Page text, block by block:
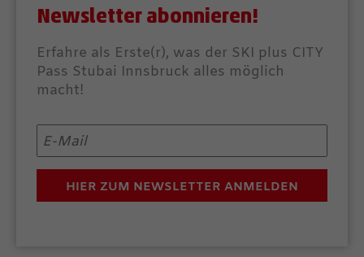
Newsletter abonnieren!
Erfahre als Erste(r), was der SKI plus CITY
Pass Stubai Innsbruck alles möglich
macht!